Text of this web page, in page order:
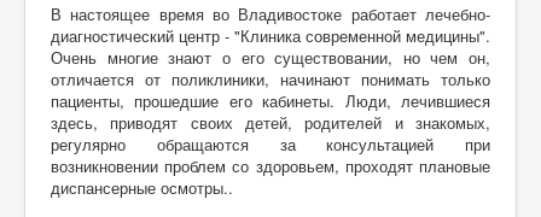
В настоящее время во Владивостоке работает лечебно-
диагностический центр - "Клиника современной медицины".
Очень многие знают о его существовании, но чем он,
отличается от поликлиники, начинают понимать только
пациенты, прошедшие его кабинеты. Люди, лечившиеся
здесь, приводят своих детей, родителей и знакомых,
регулярно обращаются за консультацией при
возникновении проблем со здоровьем, проходят плановые
диспансерные осмотры..